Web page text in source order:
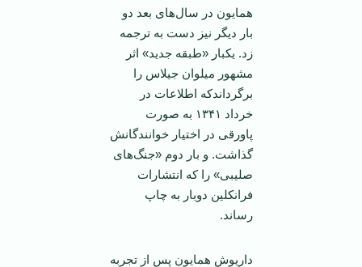
همایون در سال‌های بعد دو
بار دیگر نیز دست به ترجمه
زد. یکبار «طبقه جدید» اثر
مشهور میلوان جیلاس را
برگرداندکه اطلاعات در
خرداد ۱۳۴۱ به صورت
پاورقی در اختیار خوانندگانش
گذاشت. و بار دوم «جنگ‌های
صلیبی» را که انتشارات
فرانکلین دوبار به چاپ
رساند.
داریوش همایون پس از تجربه